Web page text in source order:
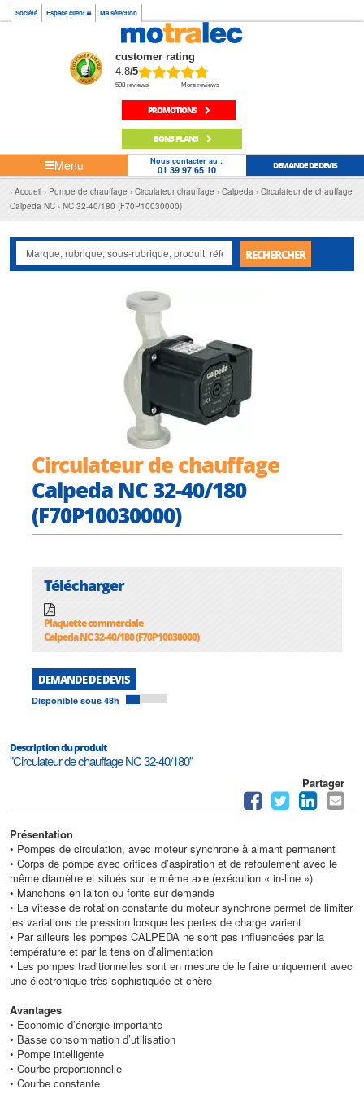
Société Espace client Ma sélection
customer rating
4.8/5
598 reviews More reviews
PROMOTIONS
BONS PLANS
Menu Nous contacter au :
01 39 97 65 10 DEMANDE DE DEVIS
Accueil Pompe de chauffage Circulateur chauffage Calpeda
Circulateur de chauffage
Calpeda NC
NC 32-40/180 (F70P10030000)
RECHERCHER
Circulateur de chauffage
Calpeda NC 32-40/180
(F70P10030000)
Télécharger
Plaquette commerciale
Calpeda NC 32-40/180 (F70P10030000)
DEMANDE DE DEVIS
Disponible sous 48h
Description du produit
"Circulateur de chauffage NC 32-40/180"
Partager
Présentation
• Pompes de circulation, avec moteur synchrone à aimant permanent
• Corps de pompe avec orifices d’aspiration et de refoulement avec le
même diamètre et situés sur le même axe (exécution « in-line »)
• Manchons en laiton ou fonte sur demande
• La vitesse de rotation constante du moteur synchrone permet de limiter
les variations de pression lorsque les pertes de charge varient
• Par ailleurs les pompes CALPEDA ne sont pas influencées par la
température et par la tension d’alimentation
• Les pompes traditionnelles sont en mesure de le faire uniquement avec
une électronique très sophistiquée et chère
Avantages
• Economie d’énergie importante
• Basse consommation d’utilisation
• Pompe intelligente
• Courbe proportionnelle
• Courbe constante